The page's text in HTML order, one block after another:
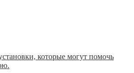
которые могут помочь